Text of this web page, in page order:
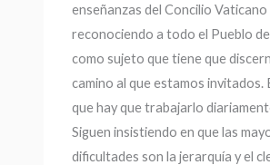
enseñanzas del Concilio Vaticano
reconociendo a todo el Pueblo
como sujeto que tiene que
camino al que estamos invitados.
que hay que trabajarlo
Siguen insistiendo en que las
dificultades son la jerarquía y el